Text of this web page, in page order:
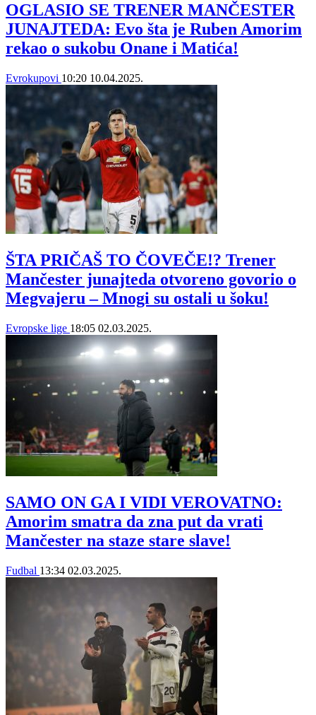
OGLASIO SE TRENER MANČESTER
JUNAJTEDA: Evo šta je Ruben Amorim
rekao o sukobu Onane i Matića!
Evrokupovi 10:20 10.04.2025.
ŠTA PRIČAŠ TO ČOVEČE!? Trener
Mančester junajteda otvoreno govorio o
Megvajeru – Mnogi su ostali u šoku!
Evropske lige 18:05 02.03.2025.
SAMO ON GA I VIDI VEROVATNO:
Amorim smatra da zna put da vrati
Mančester na staze stare slave!
Fudbal 13:34 02.03.2025.